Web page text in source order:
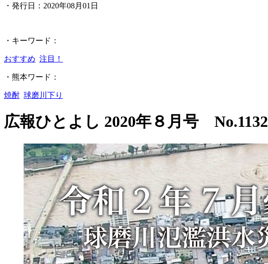
・発行日： 2020年08月01日
・キーワード：
おすすめ 注目！
・熊本ワード：
焼酎 球磨川下り
広報ひとよし 2020年８月号 No.1132